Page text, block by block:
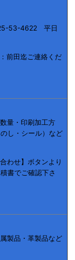
53-4622 平日
前田迄ご連絡くだ
量・印刷加工方
し・シール）など
わせ】ボタンより
書でご確認下さ
製品・革製品など